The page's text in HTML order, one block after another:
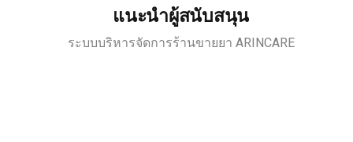
แนะนำผู้สนับสนุน
ระบบบริหารจัดการร้านขายยา ARINCARE